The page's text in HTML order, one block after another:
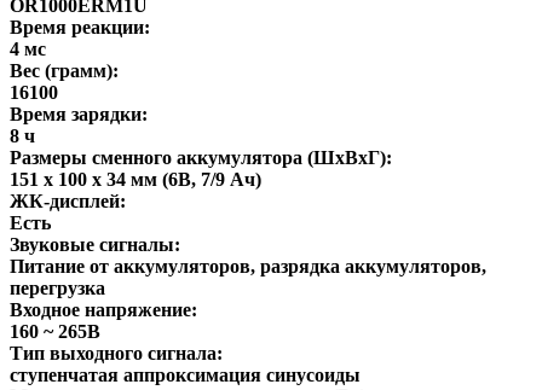
OR1000ERM1U
Время реакции:
4 мс
Вес (грамм):
16100
Время зарядки:
8 ч
Размеры сменного аккумулятора (ШхВхГ):
151 х 100 х 34 мм (6В, 7/9 Ач)
ЖК-дисплей:
Есть
Звуковые сигналы:
Питание от аккумуляторов, разрядка аккумуляторов,
перегрузка
Входное напряжение:
160 ~ 265В
Тип выходного сигнала:
ступенчатая аппроксимация синусоиды